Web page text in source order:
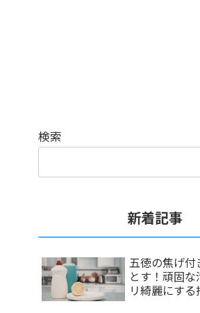
検索
新着記事
五徳の焦げ
とす！頑固
リ綺麗にする